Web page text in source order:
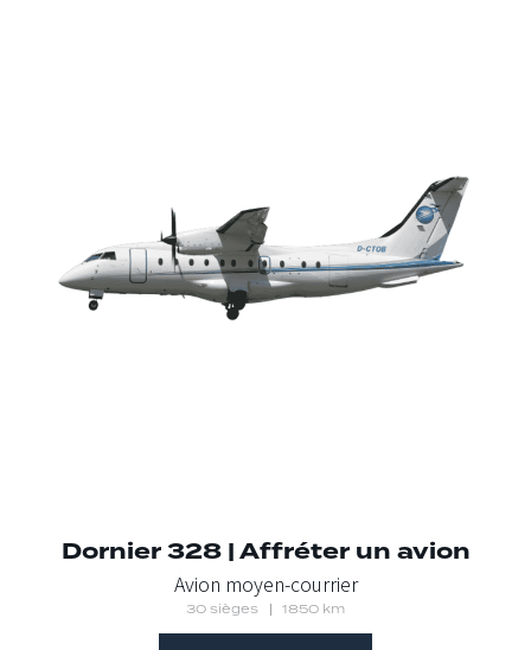
Dornier 328 | Affréter un avion
Avion moyen-courrier
30 sièges 1850 km